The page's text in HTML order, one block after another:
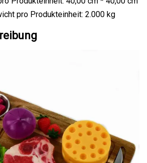
pro Produkteinheit: 2.000 kg